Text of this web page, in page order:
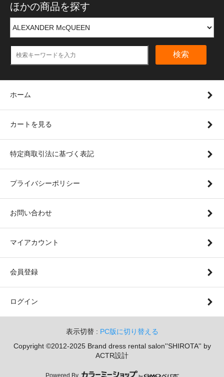
ほかの商品を探す
検索
ホーム
カートを見る
特定商取引法に基づく表記
プライバシーポリシー
お問い合わせ
マイアカウント
会員登録
ログイン
表示切替 : PC版に切り替える
Copyright ©2012-2025 Brand dress rental salon''SHIROTA'' by
ACTR設計